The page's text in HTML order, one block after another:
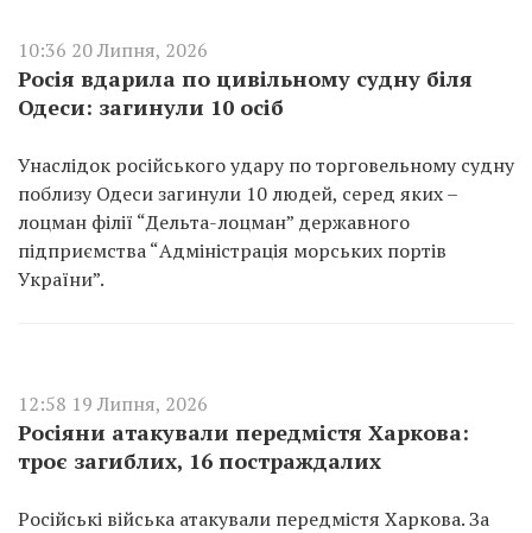
10:36 20 Липня, 2026
Росія вдарила по цивільному судну біля
Одеси: загинули 10 осіб
Унаслідок російського удару по торговельному судну
поблизу Одеси загинули 10 людей, серед яких –
лоцман філії “Дельта-лоцман” державного
підприємства “Адміністрація морських портів
України”.
12:58 19 Липня, 2026
Росіяни атакували передмістя Харкова:
троє загиблих, 16 постраждалих
Російські війська атакували передмістя Харкова. За